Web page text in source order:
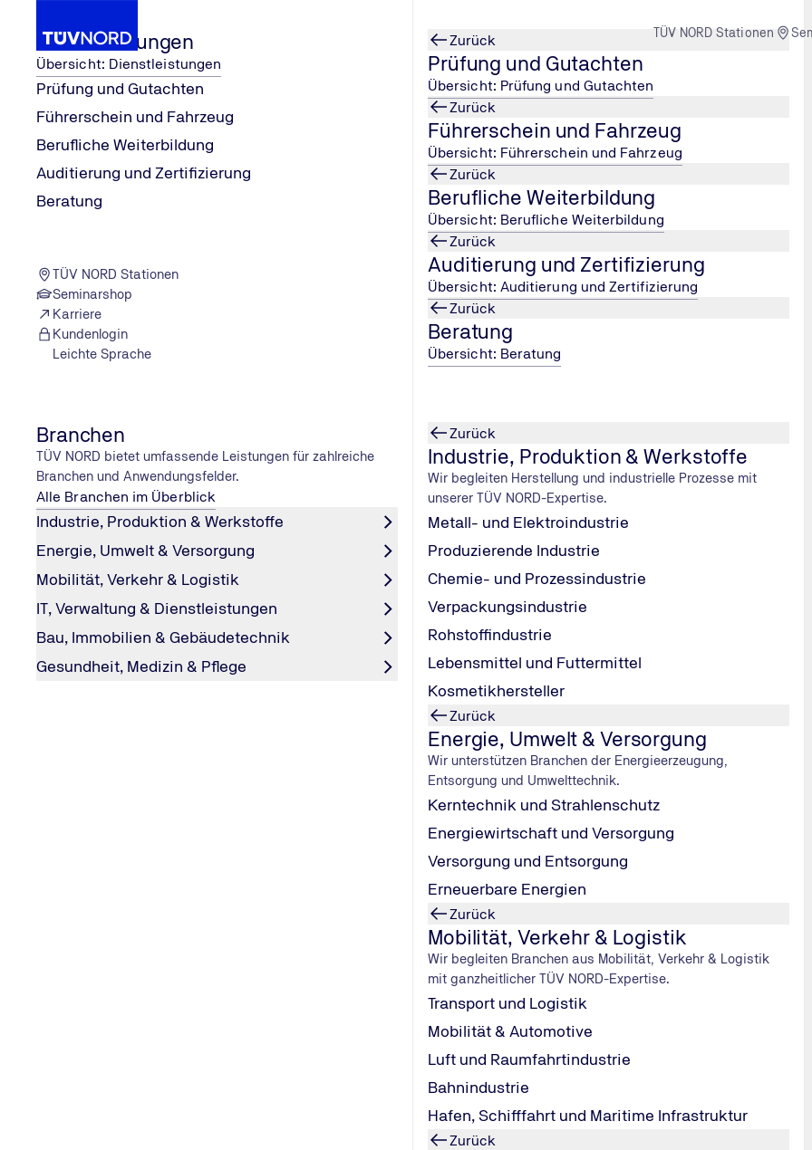
TÜV NORD Stationen
Dienstleistungen
Übersicht: Dienstleistungen
Prüfung und Gutachten
Führerschein und Fahrzeug
Berufliche Weiterbildung
Auditierung und Zertifizierung
Beratung
TÜV NORD Stationen
Seminarshop
Karriere
Kundenlogin
Leichte Sprache
Zurück
Prüfung und Gutachten
Übersicht: Prüfung und Gutachten
Zurück
Führerschein und Fahrzeug
Übersicht: Führerschein und Fahrzeug
Zurück
Berufliche Weiterbildung
Übersicht: Berufliche Weiterbildung
Zurück
Auditierung und Zertifizierung
Übersicht: Auditierung und Zertifizierung
Zurück
Beratung
Übersicht: Beratung
Branchen
TÜV NORD bietet umfassende Leistungen für zahlreiche
Branchen und Anwendungsfelder.
Alle Branchen im Überblick
Industrie, Produktion & Werkstoffe
Energie, Umwelt & Versorgung
Mobilität, Verkehr & Logistik
IT, Verwaltung & Dienstleistungen
Bau, Immobilien & Gebäudetechnik
Gesundheit, Medizin & Pflege
Zurück
Industrie, Produktion & Werkstoffe
Wir begleiten Herstellung und industrielle Prozesse mit
unserer TÜV NORD-Expertise.
Metall- und Elektroindustrie
Produzierende Industrie
Chemie- und Prozessindustrie
Verpackungsindustrie
Rohstoffindustrie
Lebensmittel und Futtermittel
Kosmetikhersteller
Zurück
Energie, Umwelt & Versorgung
Wir unterstützen Branchen der Energieerzeugung,
Entsorgung und Umwelttechnik.
Kerntechnik und Strahlenschutz
Energiewirtschaft und Versorgung
Versorgung und Entsorgung
Erneuerbare Energien
Zurück
Mobilität, Verkehr & Logistik
Wir begleiten Branchen aus Mobilität, Verkehr & Logistik
mit ganzheitlicher TÜV NORD-Expertise.
Transport und Logistik
Mobilität & Automotive
Luft und Raumfahrtindustrie
Bahnindustrie
Hafen, Schifffahrt und Maritime Infrastruktur
Zurück
Home
Global Organic Textile Standar... Kontaktformular Textil-Team
Kontaktformular GOTS Zertifizierung
Die Felder mit Sternchen (*) müssen ausgefüllt werden.
Anrede*
Vorname*
Nachname*
Unternehmensname*